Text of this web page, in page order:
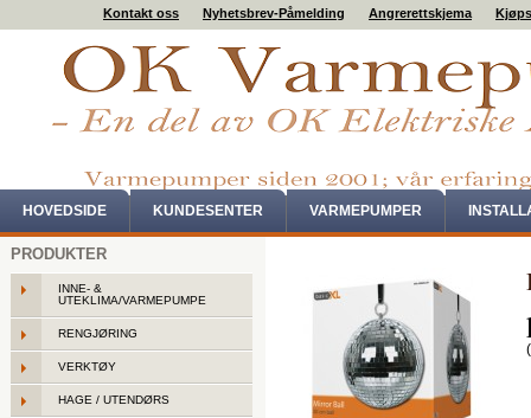
Kontakt oss Nyhetsbrev-Påmelding Angrerettskjema
HOVEDSIDE KUNDESENTER VARMEPUMPER
PRODUKTER
INNE- &
UTEKLIMA/VARMEPUMPE
RENGJØRING
VERKTØY
HAGE / UTENDØRS